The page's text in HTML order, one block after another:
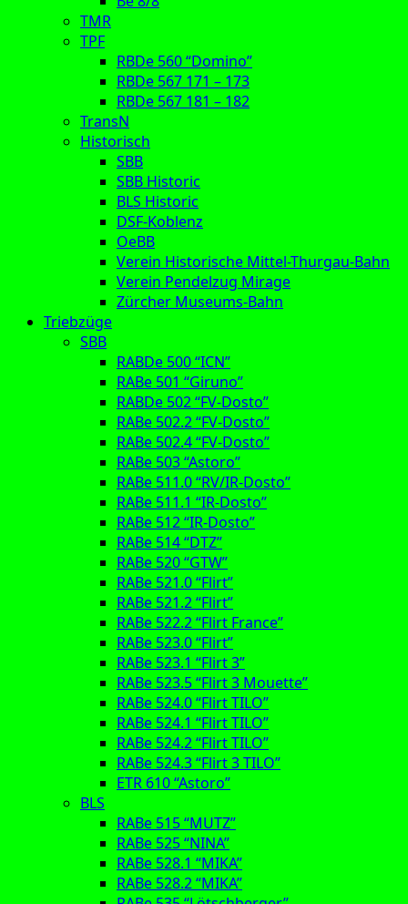
TMR
TPF
RBDe 560 “Domino”
RBDe 567 171 – 173
RBDe 567 181 – 182
TransN
Historisch
SBB
SBB Historic
BLS Historic
DSF-Koblenz
OeBB
Verein Historische Mittel-Thurgau-Bahn
Verein Pendelzug Mirage
Zürcher Museums-Bahn
Triebzüge
SBB
RABDe 500 “ICN”
RABe 501 “Giruno”
RABDe 502 “FV-Dosto”
RABe 502.2 “FV-Dosto”
RABe 502.4 “FV-Dosto”
RABe 503 “Astoro”
RABe 511.0 “RV/IR-Dosto”
RABe 511.1 “IR-Dosto”
RABe 512 “IR-Dosto”
RABe 514 “DTZ”
RABe 520 “GTW”
RABe 521.0 “Flirt”
RABe 521.2 “Flirt”
RABe 522.2 “Flirt France”
RABe 523.0 “Flirt”
RABe 523.1 “Flirt 3”
RABe 523.5 “Flirt 3 Mouette”
RABe 524.0 “Flirt TILO”
RABe 524.1 “Flirt TILO”
RABe 524.2 “Flirt TILO”
RABe 524.3 “Flirt 3 TILO”
ETR 610 “Astoro”
BLS
RABe 515 “MUTZ”
RABe 525 “NINA”
RABe 528.1 “MIKA”
RABe 528.2 “MIKA”